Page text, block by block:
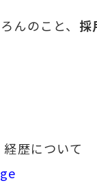
んのこと、 採
歴について